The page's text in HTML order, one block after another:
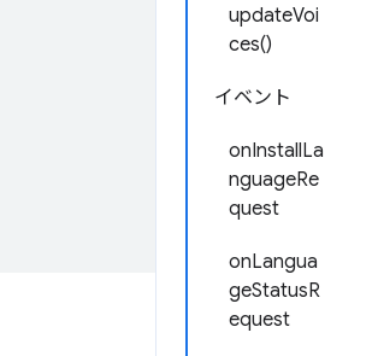
updateVoi
ces()
イベント
onInstallLa
nguageRe
quest
onLangua
geStatusR
equest